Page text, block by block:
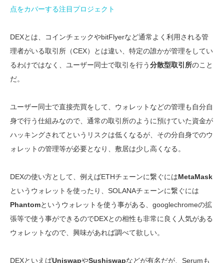
点をカバーする注目プロジェクト
DEXとは、コインチェックやbitFlyerなど通常よく利用される管
理者がいる取引所（CEX）とは違い、特定の誰かが管理をしてい
るわけではなく、ユーザー同士で取引を行う分散型取引所のこと
だ。
ユーザー同士で直接売買をして、ウォレットなどの管理も自分自
身で行う仕組みなので、通常の取引所のように預けていた資金が
ハッキングされてというリスクは低くなるが、その分自身でのウ
ォレットの管理等が必要となり、敷居は少し高くなる。
DEXの使い方として、例えばETHチェーンに繋ぐにはMetaMask
というウォレットを使ったり、SOLANAチェーンに繋ぐには
Phantomというウォレットを使う事がある、googlechromeの拡
張等で使う事ができるのでDEXとの相性も非常に良く人気がある
ウォレットなので、興味があれば調べて欲しい。
DEXといえばUniswapやSushiswapなどが有名だが、Serumも